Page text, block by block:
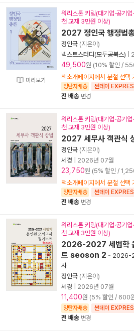
미리보기
워리스톤 키링(대기업·공기
천 교재 3만원 이상)
2027 정인국 행정법
정인국 (지은이)
넥스트스터디(모두공북스)
49,500원 (10% 할인 /
책소개페이지에서 분철 선택
양탄자배송 썬데이
전 배송 변경
워리스톤 키링(대기업·공기
천 교재 3만원 이상)
2027 세무사 객관식
정인국 (지은이)
세경
2026년 07월
23,750원 (5% 할인 /
책소개페이지에서 분철 선택
양탄자배송 썬데이
전 배송 변경
워리스톤 키링(대기업·공기
천 교재 3만원 이상)
2026-2027 세법학
트 seoson 2 - 2026-
사
정인국 (지은이)
세경
2026년 07월
11,400원 (5% 할인 / 600
양탄자배송 썬데이
전 배송 변경